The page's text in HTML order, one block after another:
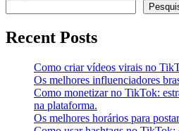
Recent Posts
Como criar vídeos virais no
Os melhores influenciadores
Como monetizar no TikTok:
na plataforma.
Os melhores horários para